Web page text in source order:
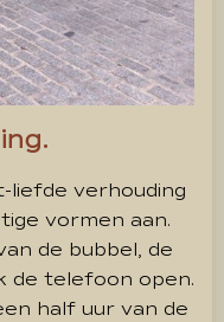
liefde verhouding
vormen aan.
de bubbel, de
de telefoon open.
half uur van de